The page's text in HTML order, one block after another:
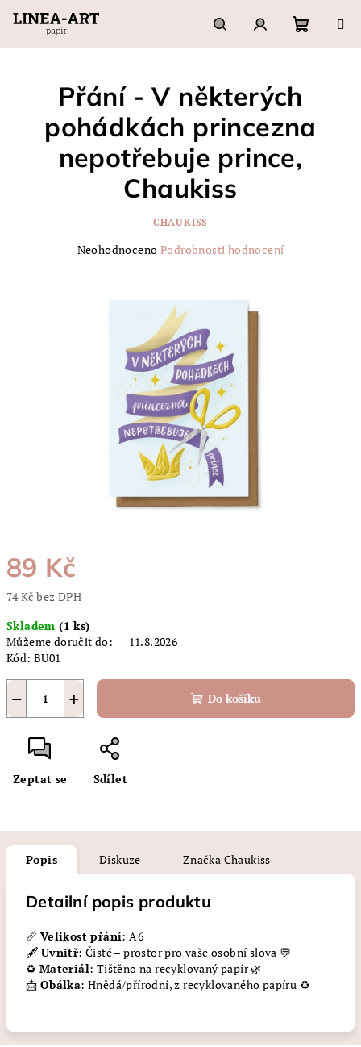
HledatPřihlášení
košík
89 Kč
74 Kč bez DPH
cena:
Skladem(1 ks)
Můžeme doručit do:
11.8.2026
Kód: BU01
+
− Do košíku
Zeptat se Sdílet
Přání - V některých
pohádkách princezna
nepotřebuje prince,
Chaukiss
CHAUKISS
Průměrné
hvězdiček.
Neohodnoceno Podrobnosti hodnocení
Popis Diskuze Značka Chaukiss
Detailní popis produktu
📏 Velikost přání: A6
🖋️ Uvnitř: Čisté – prostor pro vaše osobní slova 💬
♻️ Materiál: Tištěno na recyklovaný papír 🌿
📩 Obálka: Hnědá/přírodní, z recyklovaného papíru ♻️